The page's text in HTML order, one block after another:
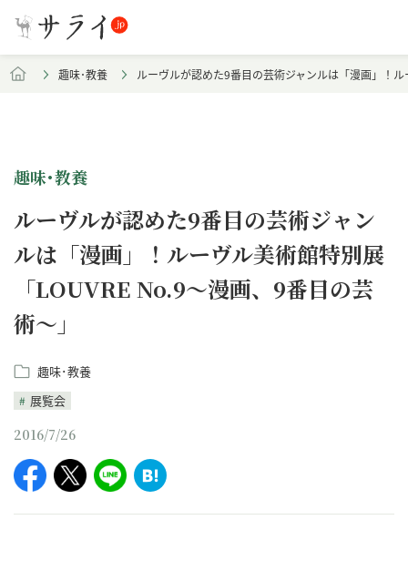
趣味･教養 ルーヴルが認めた9番目の芸術ジャンルは「漫画」！
趣味･教養
ルーヴルが認めた9番目の芸術ジャン
ルは「漫画」！ルーヴル美術館特別展
「LOUVRE No.9～漫画、9番目の芸
術～」
趣味･教養
展覧会
2016/7/26